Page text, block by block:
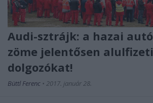
Audi-sztrájk: a hazai
zöme jelentősen
dolgozókat!
Büttl Ferenc • 2017. január 28.